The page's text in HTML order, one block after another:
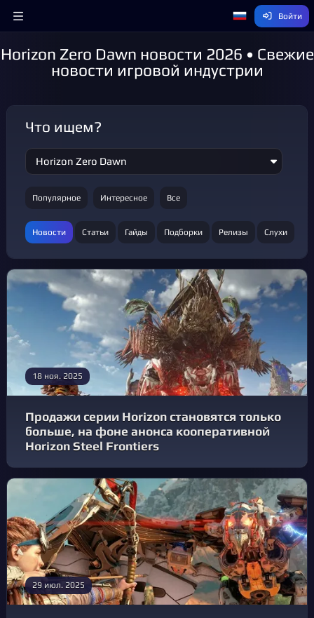
Войти
Horizon Zero Dawn новости 2026 • Свежие
новости игровой индустрии
Что ищем?
Популярное Интересное Все
Новости Статьи Гайды Подборки Релизы Слухи
18 ноя. 2025
Продажи серии Horizon становятся только
больше, на фоне анонса кооперативной
Horizon Steel Frontiers
29 июл. 2025